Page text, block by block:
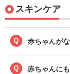
スキンケア
Q 赤ちゃんが
Q 赤ちゃんに